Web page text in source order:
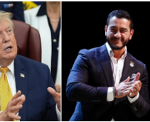
iş birliği imkanları ve bölgesel
şekilde ele alındı. Taraflar,
güçlendirilmesinin gerekliliği
kaldı; ayrıca Suriye-Lübnan